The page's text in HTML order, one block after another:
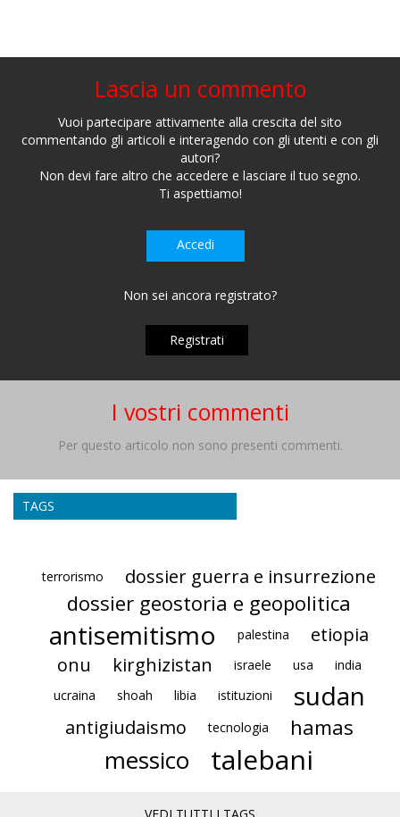
Lascia un commento
Vuoi partecipare attivamente alla crescita del sito
commentando gli articoli e interagendo con gli utenti e con gli
autori?
Non devi fare altro che accedere e lasciare il tuo segno.
Ti aspettiamo!
Accedi
Non sei ancora registrato?
Registrati
I vostri commenti
Per questo articolo non sono presenti commenti.
TAGS
terrorismo dossier guerra e insurrezione
dossier geostoria e geopolitica
antisemitismo palestina
etiopia
onu
kirghizistan israele usa
india
ucraina
shoah libia istituzioni sudan
antigiudaismo tecnologia hamas
messico talebani